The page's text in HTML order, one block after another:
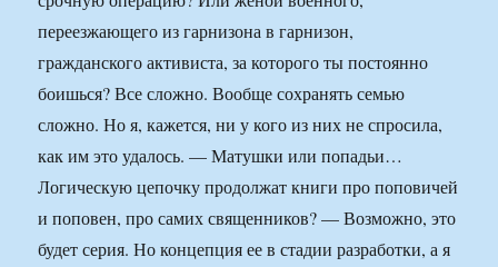
переезжающего из гарнизона в гарнизон,
гражданского активиста, за которого ты постоянно
боишься? Все сложно. Вообще сохранять семью
сложно. Но я, кажется, ни у кого из них не спросила,
как им это удалось. — Матушки или попадьи…
Логическую цепочку продолжат книги про поповичей
и поповен, про самих священников? — Возможно, это
будет серия. Но концепция ее в стадии разработки, а я